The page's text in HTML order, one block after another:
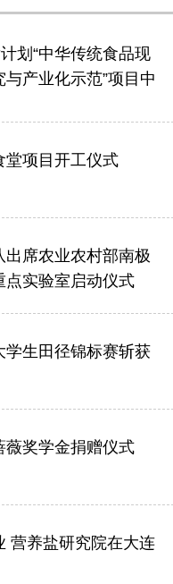
划“中华传统食品现
产业化示范”项目中
堂项目开工仪式
席农业农村部南极
点实验室启动仪式
生田径锦标赛斩获
薇奖学金捐赠仪式
营养盐研究院在大连